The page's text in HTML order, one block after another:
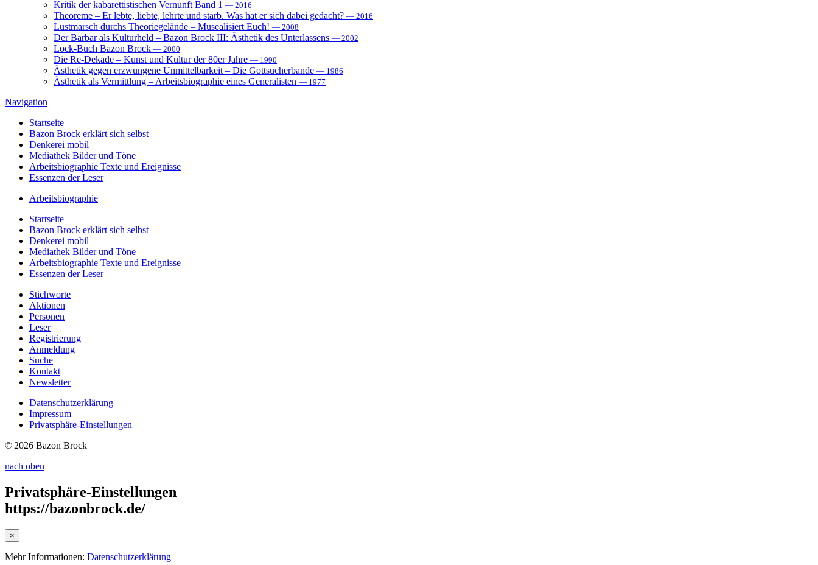
Kritik der kabarettistischen Vernunft Band 1 — 2016
Theoreme – Er lebte, liebte, lehrte und starb. Was hat er sich dabei gedacht? — 2016
Lustmarsch durchs Theoriegelände – Musealisiert Euch! — 2008
Der Barbar als Kulturheld – Bazon Brock III: Ästhetik des Unterlassens — 2002
Lock-Buch Bazon Brock — 2000
Die Re-Dekade – Kunst und Kultur der 80er Jahre — 1990
Ästhetik gegen erzwungene Unmittelbarkeit – Die Gottsucherbande — 1986
Ästhetik als Vermittlung – Arbeitsbiographie eines Generalisten — 1977
Navigation
Startseite
Bazon Brock erklärt sich selbst
Denkerei mobil
Mediathek Bilder und Töne
Arbeitsbiographie Texte und Ereignisse
Essenzen der Leser
Arbeitsbiographie
Startseite
Bazon Brock erklärt sich selbst
Denkerei mobil
Mediathek Bilder und Töne
Arbeitsbiographie Texte und Ereignisse
Essenzen der Leser
Stichworte
Aktionen
Personen
Leser
Registrierung
Anmeldung
Suche
Kontakt
Newsletter
Datenschutzerklärung
Impressum
Privatsphäre-Einstellungen
© 2026 Bazon Brock
nach oben
Privatsphäre-Einstellungen
https://bazonbrock.de/
×
Mehr Informationen: Datenschutzerklärung